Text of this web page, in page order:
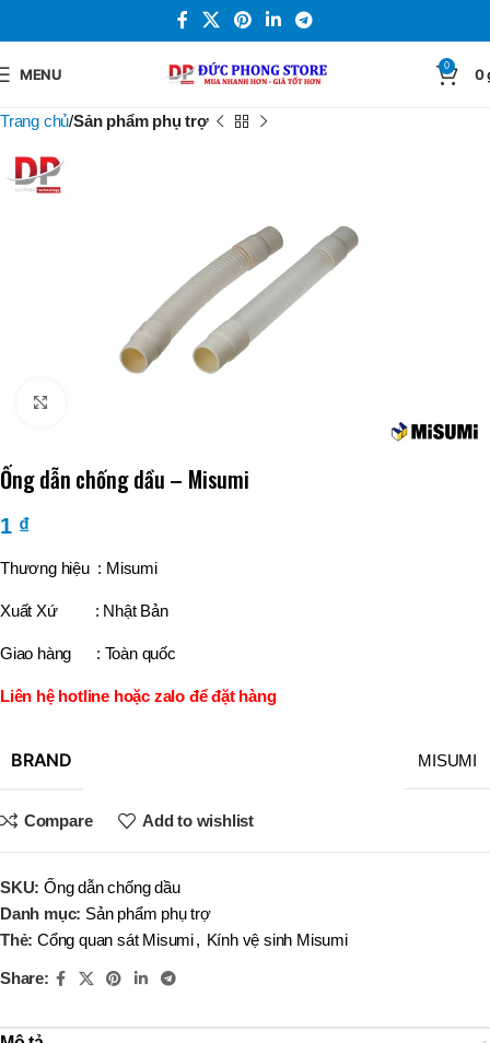
MENU 0 0
Trang chủ Sản phẩm phụ trợ
Ống dẫn chống dầu – Misumi
1 ₫
Thương hiệu : Misumi
Xuất Xứ : Nhật Bản
Giao hàng : Toàn quốc
Liên hệ hotline hoặc zalo để đặt hàng
BRAND MISUMI
Compare Add to wishlist
SKU: Ống dẫn chống dầu
Danh mục: Sản phẩm phụ trợ
Thẻ: Cổng quan sát Misumi, Kính vệ sinh Misumi
Share: